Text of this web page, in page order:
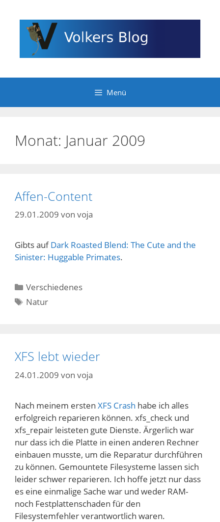
Inhalt
springen
Menü
Monat: Januar 2009
Affen-Content
29.01.2009 von voja
Gibts aufDark Roasted Blend: The Cute and the
Sinister: Huggable Primates.
Kategorien
Verschiedenes
Schlagwörter
Natur
XFS lebt wieder
24.01.2009 von voja
Nach meinem ersten XFS Crash habe ich alles
erfolgreich reparieren können. xfs_check und
xfs_repair leisteten gute Dienste. Ärgerlich war
nur dass ich die Platte in einen anderen Rechner
einbauen musste, um die Reparatur durchführen
zu können. Gemountete Filesysteme lassen sich
leider schwer reparieren. Ich hoffe jetzt nur dass
es eine einmalige Sache war und weder RAM-
noch Festplattenschaden für den
Filesystemfehler verantwortlich waren.